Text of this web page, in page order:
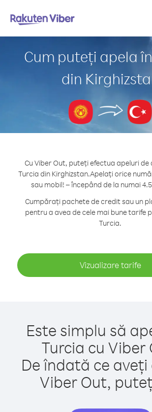
Cum puteți apela
din
Cu Viber Out, puteți efectua apeluri
Turcia din Kirghizstan.Apelați orice
sau mobil! – începând de la numai
Cumpărați pachete de credit sau un
pentru a avea de cele mai bune tarife
Turcia.
Vizualizare tarife
Este simplu să
Turcia cu Viber
De îndată ce
Viber Out,